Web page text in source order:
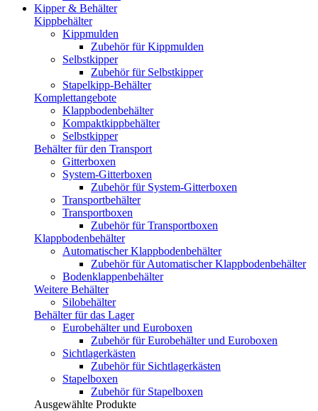
Kipper & Behälter
Kippbehälter
Kippmulden
Zubehör für Kippmulden
Selbstkipper
Zubehör für Selbstkipper
Stapelkipp-Behälter
Komplettangebote
Klappbodenbehälter
Kompaktkippbehälter
Selbstkipper
Behälter für den Transport
Gitterboxen
System-Gitterboxen
Zubehör für System-Gitterboxen
Transportbehälter
Transportboxen
Zubehör für Transportboxen
Klappbodenbehälter
Automatischer Klappbodenbehälter
Zubehör für Automatischer Klappbodenbehälter
Bodenklappenbehälter
Weitere Behälter
Silobehälter
Behälter für das Lager
Eurobehälter und Euroboxen
Zubehör für Eurobehälter und Euroboxen
Sichtlagerkästen
Zubehör für Sichtlagerkästen
Stapelboxen
Zubehör für Stapelboxen
Ausgewählte Produkte